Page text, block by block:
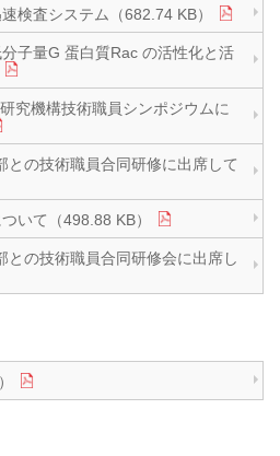
検査システム（682.74 KB）
子量G 蛋白質Rac の活性化と活
究機構技術職員シンポジウムに
との技術職員合同研修に出席して
いて（498.88 KB）
との技術職員合同研修会に出席し